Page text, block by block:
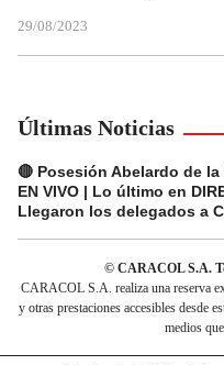
29/08/2023
Últimas Noticias
🔴 Posesión Abelardo de
EN VIVO | Lo último en
Llegaron los delegados a
© CARACOL S.A.
CARACOL S.A. realiza una reserva
y otras prestaciones accesibles desde
medios